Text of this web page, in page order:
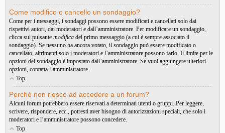
Come modifico o cancello un sondaggio?
Come per i messaggi, i sondaggi possono essere modificati e cancellati solo dai
rispettivi autori, dai moderatori e dall’amministratore. Per modificare un sondaggio,
clicca sul pulsante modifica del primo messaggio (a cui è sempre associato il
sondaggio). Se nessuno ha ancora votato, il sondaggio può essere modificato o
cancellato, altrimenti solo i moderatori e l’amministratore possono farlo. Il limite per le
opzioni del sondaggio è impostato dall’amministratore. Se vuoi aggiungere ulteriori
opzioni, contatta l’amministratore.
Top
Perché non riesco ad accedere a un forum?
Alcuni forum potrebbero essere riservati a determinati utenti o gruppi. Per leggere,
scrivere, rispondere, ecc., potresti aver bisogno di autorizzazioni speciali, che solo i
moderatori e l’amministratore possono concedere.
Top